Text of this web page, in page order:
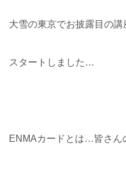
大雪の東京でお披露目の講
スタートしました…
ENMAカードとは…皆さん